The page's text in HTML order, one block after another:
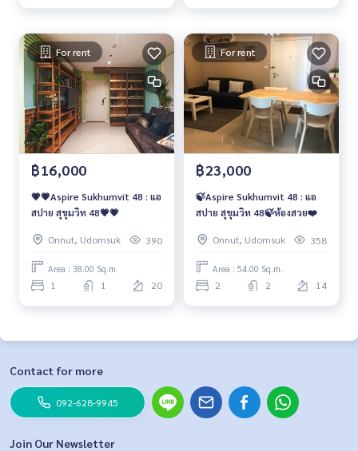
For rent
฿16,000
💗💗Aspire Sukhumvit 48 : แอ
สปาย สุขุมวิท 48💗💗
Onnut, Udomsuk 390
Area : 38.00 Sq.m.
1 1 20
For rent
฿23,000
🍃Aspire Sukhumvit 48 : แอ
สปาย สุขุมวิท 48🍃ห้องสวย❤️
Onnut, Udomsuk 358
Area : 54.00 Sq.m.
2 2 14
Contact for more
092-628-9945
Join Our Newsletter